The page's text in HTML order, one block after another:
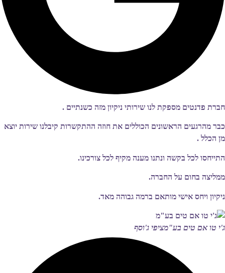
חברת פדנטים מספקת לנו שירותי ניקיון מזה כשנתיים .
כבר מהרגעים הראשונים הכוללים את חוזה ההתקשרות קיבלנו שירות יוצא
מן הכלל .
התייחסו לכל בקשה ונתנו מענה מקיף לכל צורכינו.
ממליצה בחום על החברה.
ניקיון ויחס אישי מותאם ברמה גבוהה מאד.
ג'י טו אם טים בע"מציפי ג'וסף